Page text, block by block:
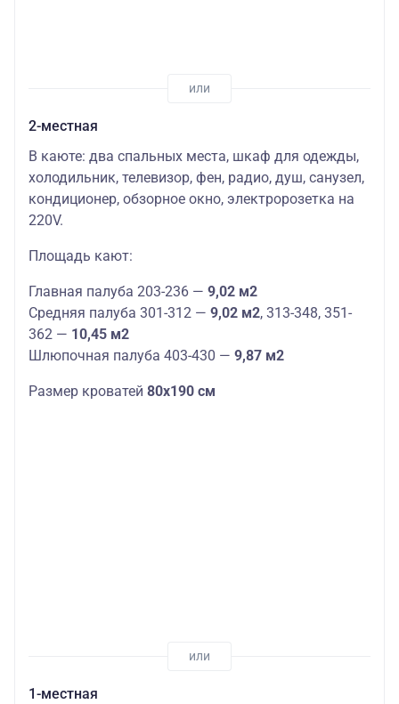
2-местная
В каюте: два спальных места, шкаф для одежды,
холодильник, телевизор, фен, радио, душ, санузел,
кондиционер, обзорное окно, электророзетка на
220V.
Площадь кают:
Главная палуба 203-236 — 9,02 м2
Средняя палуба 301-312 — 9,02 м2, 313-348, 351-
362 — 10,45 м2
Шлюпочная палуба 403-430 — 9,87 м2
Размер кроватей 80х190 см
1-местная